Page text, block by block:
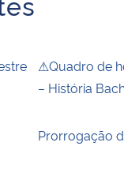
⚠Quadro de
– História
Prorrogação